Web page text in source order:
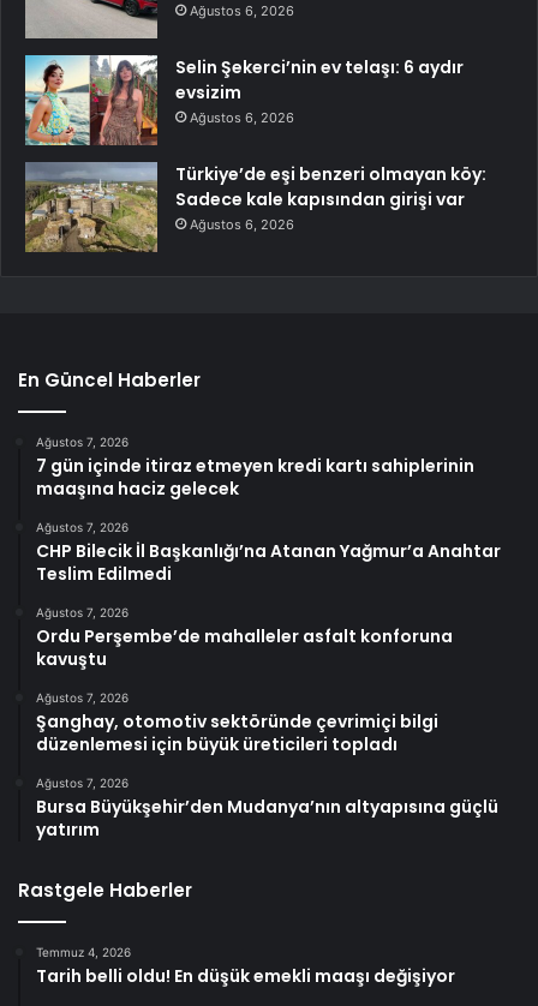
Ağustos 6, 2026
Selin Şekerci’nin ev telaşı: 6 aydır
evsizim
Ağustos 6, 2026
Türkiye’de eşi benzeri olmayan köy:
Sadece kale kapısından girişi var
Ağustos 6, 2026
En Güncel Haberler
Ağustos 7, 2026
7 gün içinde itiraz etmeyen kredi kartı sahiplerinin
maaşına haciz gelecek
Ağustos 7, 2026
CHP Bilecik İl Başkanlığı’na Atanan Yağmur’a Anahtar
Teslim Edilmedi
Ağustos 7, 2026
Ordu Perşembe’de mahalleler asfalt konforuna
kavuştu
Ağustos 7, 2026
Şanghay, otomotiv sektöründe çevrimiçi bilgi
düzenlemesi için büyük üreticileri topladı
Ağustos 7, 2026
Bursa Büyükşehir’den Mudanya’nın altyapısına güçlü
yatırım
Rastgele Haberler
Temmuz 4, 2026
Tarih belli oldu! En düşük emekli maaşı değişiyor